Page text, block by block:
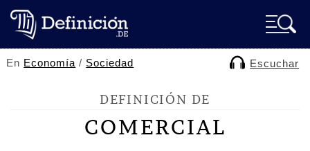
En Economía / Sociedad Escuchar
DEFINICIÓN DE
COMERCIAL